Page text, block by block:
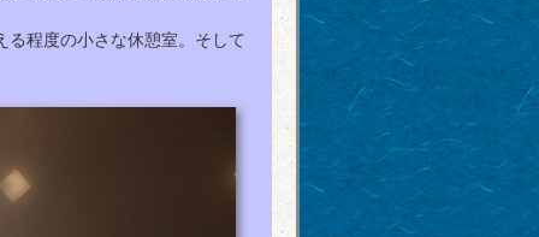
程度の小さな休憩室。そして